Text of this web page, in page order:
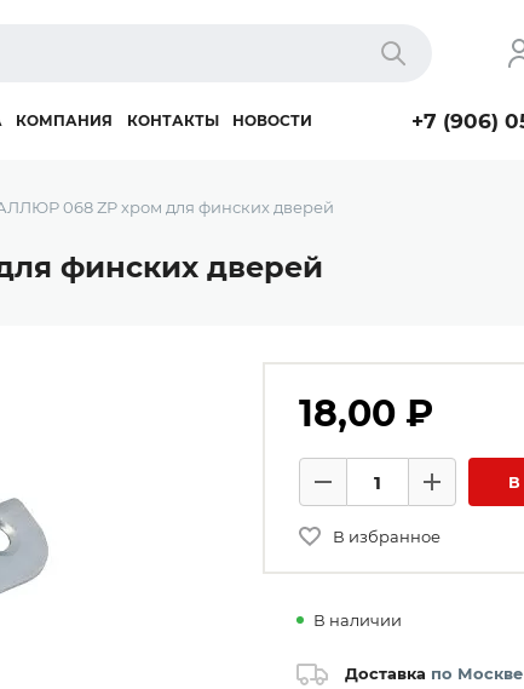
Найти
КОМПАНИЯ КОНТАКТЫ НОВОСТИ +7 (906)
068 ZP хром для финских дверей
финских дверей
18,00 ₽
Количество товаров
Минус
Плюс
В избранное
В наличии
Доставка по Москве